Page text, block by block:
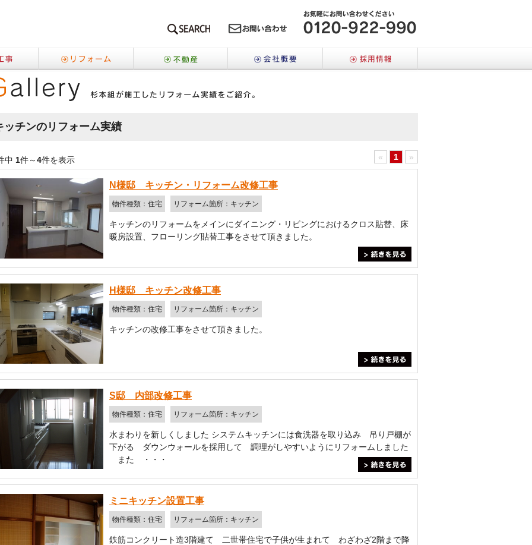
SEARCH メールでのお問い合わせはこちら
新築工事 リフォーム 会社概要
ッチンのリフォーム実績
中 1件～4件を表示 « 1 »
N様邸 キッチン・リフォーム改修工事
物件種類：住宅 リフォーム箇所：キッチン
キッチンのリフォームをメインにダイニング・リビングにおけるクロス貼替、床
暖房設置、フローリング貼替工事をさせて頂きました。
H様邸 キッチン改修工事
物件種類：住宅 リフォーム箇所：キッチン
キッチンの改修工事をさせて頂きました。
S邸 内部改修工事
物件種類：住宅 リフォーム箇所：キッチン
水まわりを新しくしました システムキッチンには食洗器を取り込み 吊り戸棚が
下がる ダウンウォールを採用して 調理がしやすいようにリフォームしました
また ・・・
ミニキッチン設置工事
物件種類：住宅 リフォーム箇所：キッチン
鉄筋コンクリート造3階建て 二世帯住宅で子供が生まれて わざわざ2階まで降